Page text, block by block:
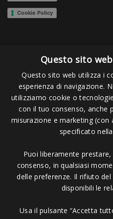
Cookie Policy
Seguici su:
Copyright © 2006 - 2023 -Icarus
Questo sito
Questo sito web utilizza i
esperienza di navigazione.
utilizziamo cookie o
con il tuo consenso, anche
misurazione e marketing (con
specificato
Puoi liberamente
consenso, in qualsiasi
delle preferenze. Il rifiuto
disponibili le
Usa il pulsante “Accetta